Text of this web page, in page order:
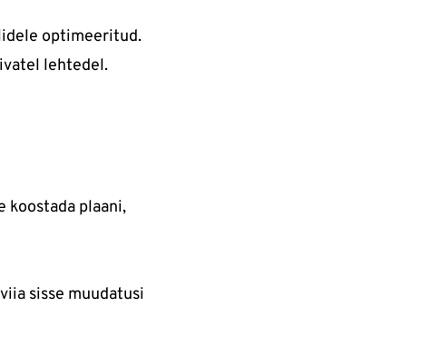
optimeeritud.
lehtedel.
koostada plaani,
sisse muudatusi